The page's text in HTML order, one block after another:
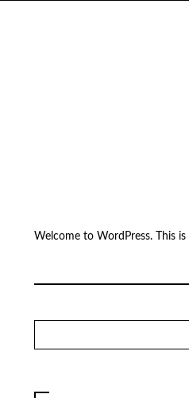
Welcome to WordPress. This